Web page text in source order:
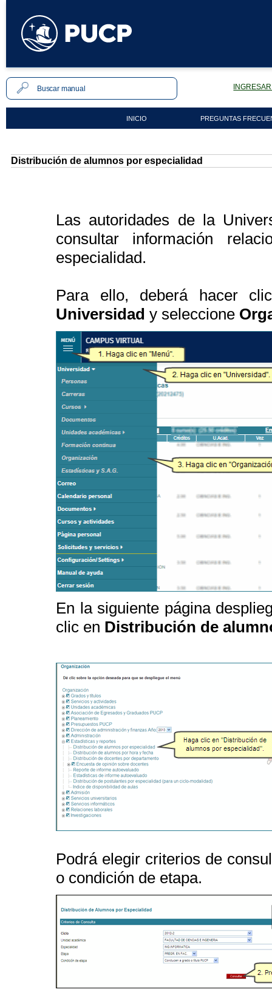
INICIO PREGUNTAS
Distribución de alumnos por especialidad
Las autoridades de la
consultar información
especialidad.
Para ello, deberá hacer
Universidad y seleccione
En la siguiente página
clic en Distribución de
Podrá elegir criterios de
o condición de etapa.